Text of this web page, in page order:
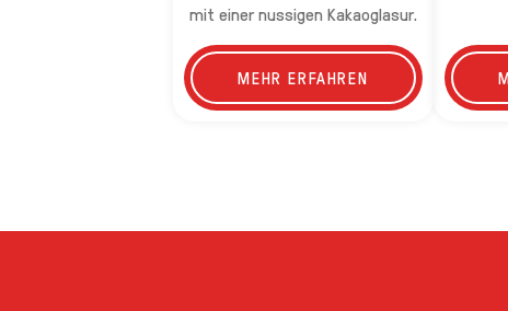
mit einer nussigen Kakaoglasur.
MEHR ERFAHREN